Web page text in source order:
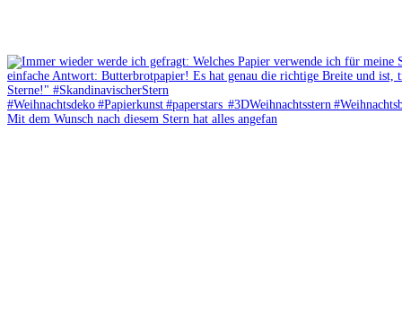
Mit dem Wunsch nach diesem Stern hat alles angefan